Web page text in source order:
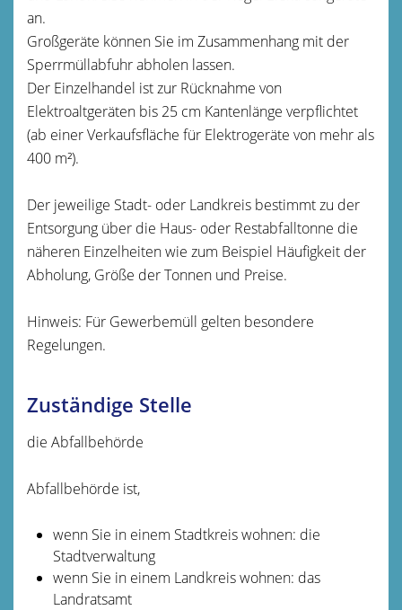
an.
Großgeräte können Sie im Zusammenhang mit der
Sperrmüllabfuhr abholen lassen.
Der Einzelhandel ist zur Rücknahme von
Elektroaltgeräten bis 25 cm Kantenlänge verpflichtet
(ab einer Verkaufsfläche für Elektrogeräte von mehr als
400 m²).
Der jeweilige Stadt- oder Landkreis bestimmt zu der
Entsorgung über die Haus- oder Restabfalltonne die
näheren Einzelheitenwie zum Beispiel Häufigkeit der
Abholung, Größe der Tonnen und Preise.
Hinweis: Für Gewerbemüll gelten besondere
Regelungen.
Zuständige Stelle
die Abfallbehörde
Abfallbehörde ist,
wenn Sie in einem Stadtkreis wohnen: die
Stadtverwaltung
wenn Sie in einem Landkreis wohnen: das
Landratsamt